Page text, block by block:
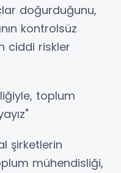
doğurduğunu,
kontrolsüz
ciddi riskler
toplum
şirketlerin
mühendisliği,